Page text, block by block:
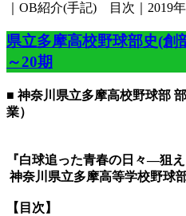
｜OB紹介(手記) 目次｜2019
県立多摩高校野球部史(創
～20期
■ 神奈川県立多摩高校野球部
業）
『白球追った青春の日々―狙え
神奈川県立多摩高等学校野球
【目次】